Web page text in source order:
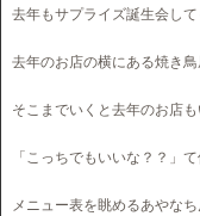
去年もサプライズ誕生会し
去年のお店の横にある焼き
そこまでいくと去年のお店も
「こっちでもいいな？？」
メニュー表を眺めるあやなち